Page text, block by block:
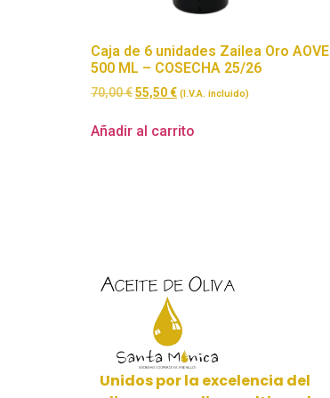
Caja de 6 unidades Zailea Oro AOVE
500 ML – COSECHA 25/26
70,00€55,50€ (I.V.A. incluido)
Añadir al carrito
Unidos por la excelencia del